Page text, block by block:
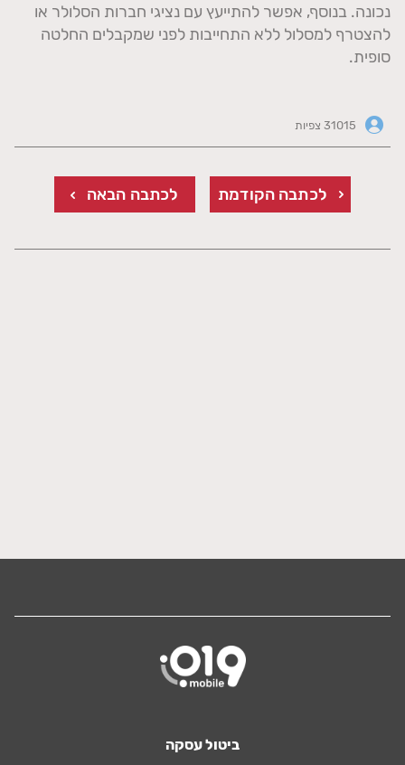
נכונה. בנוסף, אפשר להתייעץ עם נציגי חברות הסלולר או
להצטרף למסלול ללא התחייבות לפני שמקבלים החלטה
סופית.
לכתבה הקודמת לכתבה הבאה
ביטול עסקה